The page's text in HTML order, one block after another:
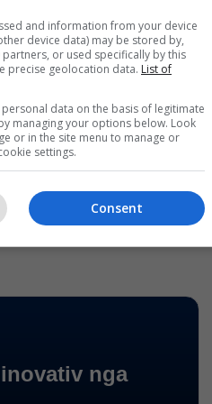
janë regjistruar për
27, prej të cilave 22
1 kandidat i pavarur.
dhe kandidatët e
për të
zgjedhor në kohë.
and information from your device
device data) may be stored by,
or used specifically by this
precise geolocation data. List of
data on the basis of legitimate
managing your options below. Look
or in the site menu to manage or
settings.
Consent